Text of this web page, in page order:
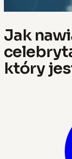
Jak
który